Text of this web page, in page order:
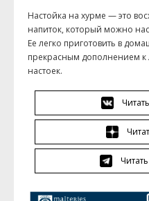
Настойка на хурме — это
напиток, который можно
Ее легко приготовить в
прекрасным дополнением
настоек.